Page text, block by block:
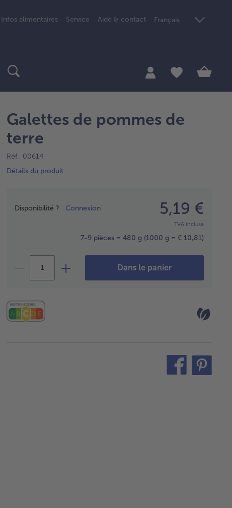
Infos alimentaires Service Aide & contact Français
Galettes de pommes de
terre
Réf. 00614
Détails du produit
Disponibilité ? Connexion 5,19 €
TVA incluse
7-9 pièces = 480 g (1000 g = € 10,81)
Dans le panier
teilen